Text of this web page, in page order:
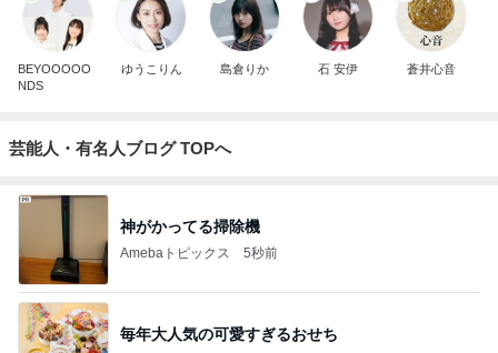
BEYOOOOO
NDS
ゆうこりん 島倉りか 石 安伊 蒼井心音
芸能人・有名人ブログ TOPへ
神がかってる掃除機
Amebaトピックス 5秒前
毎年大人気の可愛すぎるおせち